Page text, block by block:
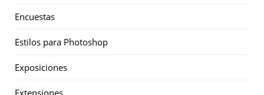
Encuestas
Estilos para Photoshop
Exposiciones